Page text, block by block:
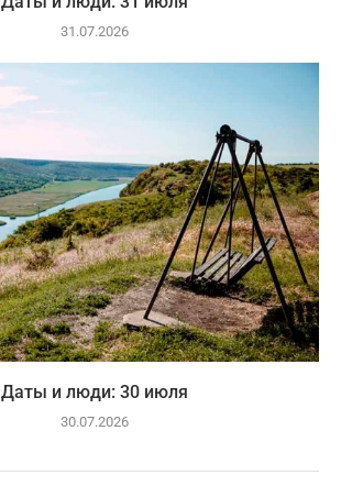
31.07.2026
Даты и люди: 30 июля
30.07.2026